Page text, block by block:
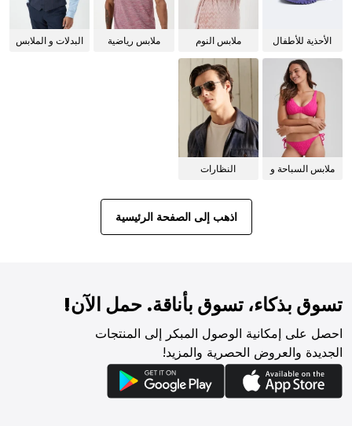
الأحذية للأطفال
ملابس النوم
ملابس رياضية
البدلات و الملابس
ملابس السباحة و
النظارات
اذهب إلى الصفحة الرئيسية
تسوق بذكاء، تسوق بأناقة. حمل الآن!
احصل على إمكانية الوصول المبكر إلى المنتجات
الجديدة والعروض الحصرية والمزيد!